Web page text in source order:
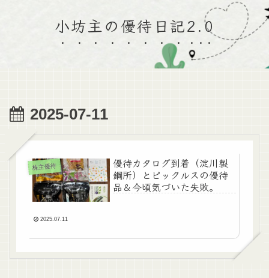
小坊主の優待日記2.0
2025-07-11
株主優待
優待カタログ到着（淀川製
鋼所）とピックルスの優待
品＆今頃気づいた失敗。
2025.07.11